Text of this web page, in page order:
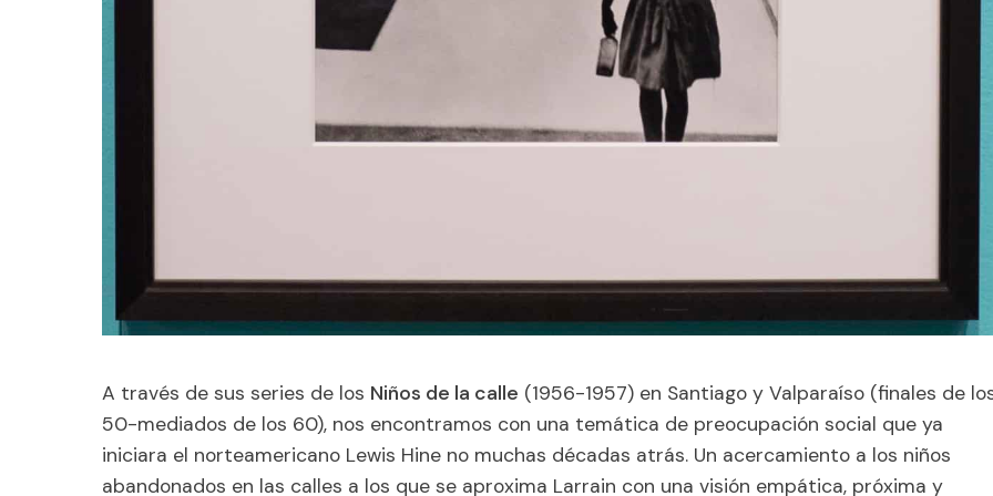
A través de sus series de los Niños de la calle (1956-1957) en Santiago y Valparaíso (finales de
50-mediados de los 60), nos encontramos con una temática de preocupación social que ya
iniciara el norteamericano Lewis Hine no muchas décadas atrás. Un acercamiento a los niños
abandonados en las calles a los que se aproxima Larrain con una visión empática, próxima y